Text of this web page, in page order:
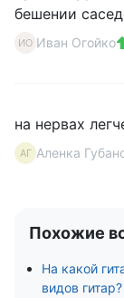
бешении
ИО Иван Огойко
на нервах
АГ Аленка
Похожие
На какой
видов гитар?